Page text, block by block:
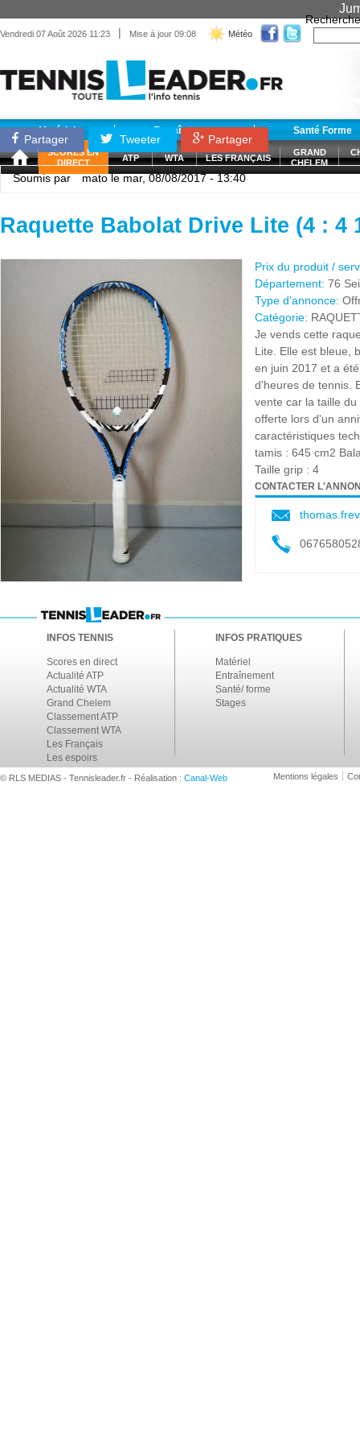
Vendredi 07 Août 2026 11:23 | Mise à jour 09:08 Météo
Matériel Entraînement Santé Forme
SCORES EN
DIRECT
ATP WTA LES FRANÇAIS
GRAND
CHELEM
Partager Tweeter Partager
Soumis par matole mar, 08/08/2017 - 13:40
Raquette Babolat Drive Lite (4 : 4
Prix du produit /
Département: 76
Type d'annonce:
Catégorie:
Je vends cette
Lite. Elle est bleue,
en juin 2017 et a
d'heures de tennis.
vente car la taille
offerte lors d'un
caractéristiques
tamis : 645 cm2
Taille grip : 4
CONTACTER
INFOS TENNIS
Scores en direct
Actualité ATP
Actualité WTA
Grand Chelem
Classement ATP
Classement WTA
Les Français
Les espoirs
INFOS PRATIQUES
Matériel
Entraînement
Santé/ forme
Stages
© RLS MEDIAS - Tennisleader.fr - Réalisation : Canal-Web Mentions légales